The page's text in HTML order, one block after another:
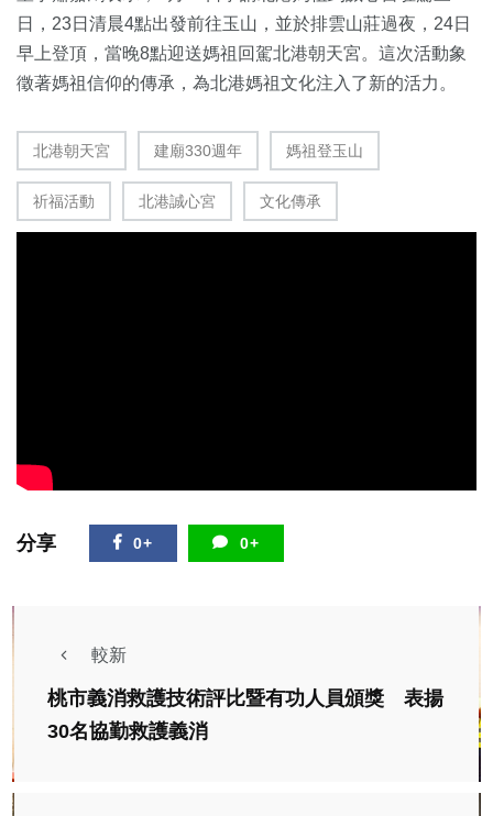
日，23日清晨4點出發前往玉山，並於排雲山莊過夜，24日
早上登頂，當晚8點迎送媽祖回駕北港朝天宮。這次活動象
徵著媽祖信仰的傳承，為北港媽祖文化注入了新的活力。
北港朝天宮 建廟330週年 媽祖登玉山
祈福活動 北港誠心宮 文化傳承
分享 0+ 0+
較新
桃市義消救護技術評比暨有功人員頒獎 表揚
30名協勤救護義消